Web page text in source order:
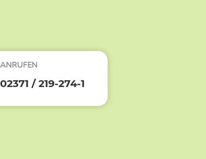
ANRUFEN
02371 / 219-274-1